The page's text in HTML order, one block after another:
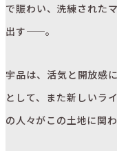
で賑わい、洗練された
出す——。
宇品は、活気と開放感
として、また新しいラ
の人々がこの土地に関